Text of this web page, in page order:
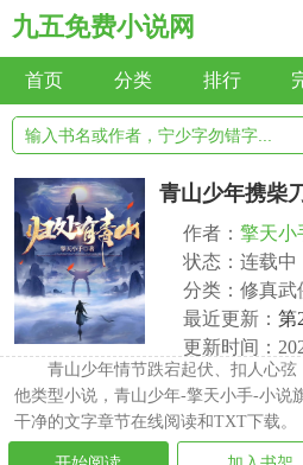
九五免费小说网
首页 分类 排行
青山少年携柴
作者： 擎天小
状态：连载中
分类：修真武
最近更新： 第
更新时间：
青山少年情节跌宕起伏、扣人心
他类型小说，青山少年-擎天小手-小说
干净的文字章节在线阅读和TXT下载。